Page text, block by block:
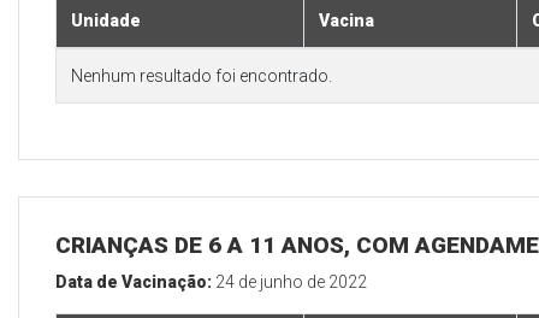
Unidade Vacina
Nenhum resultado foi encontrado.
CRIANÇAS DE 6 A 11 ANOS, COM
Data de Vacinação: 24 de junho de 2022